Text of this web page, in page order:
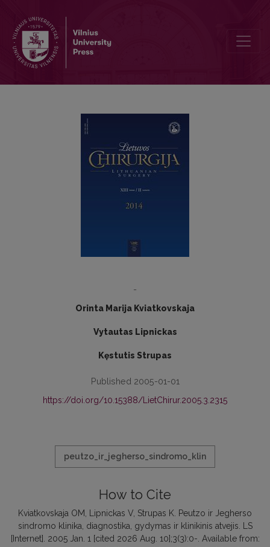
-
Orinta Marija Kviatkovskaja
Vytautas Lipnickas
Kęstutis Strupas
Published 2005-01-01
https://doi.org/10.15388/LietChirur.2005.3.2315
peutzo_ir_jegherso_sindromo_klin
How to Cite
Kviatkovskaja OM, Lipnickas V, Strupas K. Peutzo ir Jegherso
sindromo klinika, diagnostika, gydymas ir klinikinis atvejis. LS
[Internet]. 2005 Jan. 1 [cited 2026 Aug. 10];3(3):0-. Available from: